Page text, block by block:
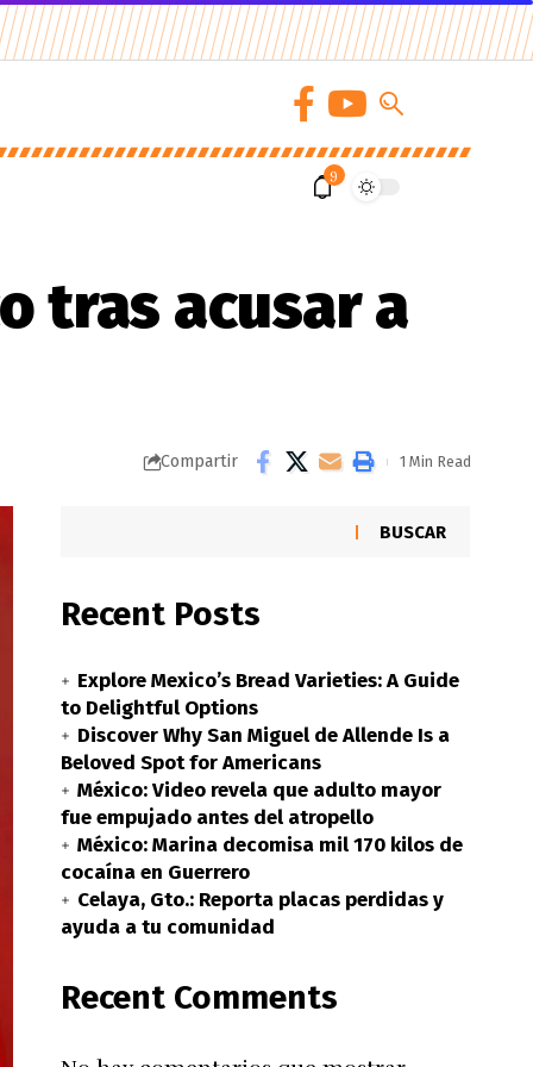
9
tras acusar a
Compartir 1 Min Read
BUSCAR
Recent Posts
Explore Mexico’s Bread Varieties: A Guide
to Delightful Options
Discover Why San Miguel de Allende Is a
Beloved Spot for Americans
México: Video revela que adulto mayor
fue empujado antes del atropello
México: Marina decomisa mil 170 kilos de
cocaína en Guerrero
Celaya, Gto.: Reporta placas perdidas y
ayuda a tu comunidad
Recent Comments